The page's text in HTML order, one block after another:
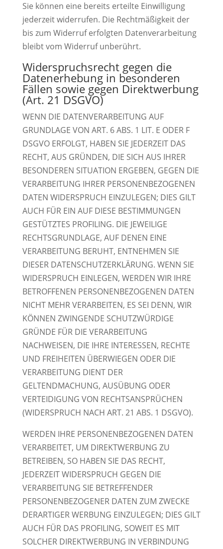
Sie können eine bereits erteilte Einwilligung
jederzeit widerrufen. Die Rechtmäßigkeit der
bis zum Widerruf erfolgten Datenverarbeitung
bleibt vom Widerruf unberührt.
Widerspruchsrecht gegen die
Datenerhebung in besonderen
Fällen sowie gegen Direktwerbung
(Art. 21 DSGVO)
WENN DIE DATENVERARBEITUNG AUF
GRUNDLAGE VON ART. 6 ABS. 1 LIT. E ODER F
DSGVO ERFOLGT, HABEN SIE JEDERZEIT DAS
RECHT, AUS GRÜNDEN, DIE SICH AUS IHRER
BESONDEREN SITUATION ERGEBEN, GEGEN DIE
VERARBEITUNG IHRER PERSONENBEZOGENEN
DATEN WIDERSPRUCH EINZULEGEN; DIES GILT
AUCH FÜR EIN AUF DIESE BESTIMMUNGEN
GESTÜTZTES PROFILING. DIE JEWEILIGE
RECHTSGRUNDLAGE, AUF DENEN EINE
VERARBEITUNG BERUHT, ENTNEHMEN SIE
DIESER DATENSCHUTZERKLÄRUNG. WENN SIE
WIDERSPRUCH EINLEGEN, WERDEN WIR IHRE
BETROFFENEN PERSONENBEZOGENEN DATEN
NICHT MEHR VERARBEITEN, ES SEI DENN, WIR
KÖNNEN ZWINGENDE SCHUTZWÜRDIGE
GRÜNDE FÜR DIE VERARBEITUNG
NACHWEISEN, DIE IHRE INTERESSEN, RECHTE
UND FREIHEITEN ÜBERWIEGEN ODER DIE
VERARBEITUNG DIENT DER
GELTENDMACHUNG, AUSÜBUNG ODER
VERTEIDIGUNG VON RECHTSANSPRÜCHEN
(WIDERSPRUCH NACH ART. 21 ABS. 1 DSGVO).
WERDEN IHRE PERSONENBEZOGENEN DATEN
VERARBEITET, UM DIREKTWERBUNG ZU
BETREIBEN, SO HABEN SIE DAS RECHT,
JEDERZEIT WIDERSPRUCH GEGEN DIE
VERARBEITUNG SIE BETREFFENDER
PERSONENBEZOGENER DATEN ZUM ZWECKE
DERARTIGER WERBUNG EINZULEGEN; DIES GILT
AUCH FÜR DAS PROFILING, SOWEIT ES MIT
SOLCHER DIREKTWERBUNG IN VERBINDUNG